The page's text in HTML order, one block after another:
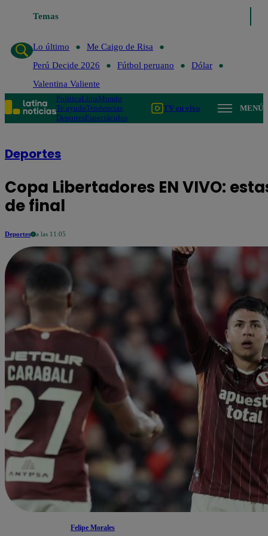
Temas
Lo último
Me Caigo de Risa
Perú Decide 2026
Fútbol peruano
Dólar
Valentina Valiente
PolíticaLimaMundo
Te ayudoTendencias
DeportesEspectáculos
TV en vivo MENÚ
Deportes
Copa Libertadores EN VIVO:
de final
Deportes a las 11:05
Felipe Morales